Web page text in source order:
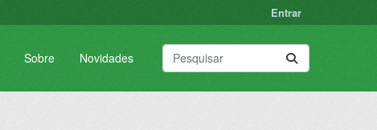
Entrar
Sobre Novidades